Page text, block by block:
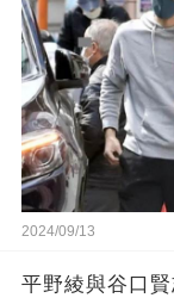
2024/09/13
平野綾與谷口